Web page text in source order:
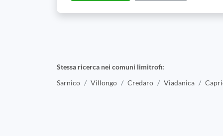
Stessa ricerca nei comuni limitrofi:
Sarnico
Villongo Credaro Viadanica